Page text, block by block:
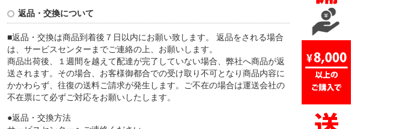
返品・交換について
■返品・交換は商品到着後７日以内にお願い致します。 返品をされる場合
は、サービスセンターまでご連絡の上、お願いします。
商品出荷後、１週間を越えて配達が完了していない場合、弊社へ商品が返
送されます。その場合、お客様御都合での受け取り不可となり商品内容に
かかわらず、往復の送料ご請求が発生します。ご不在の場合は運送会社の
不在票にて必ずご対応をお願いしたします。
●返品・交換方法